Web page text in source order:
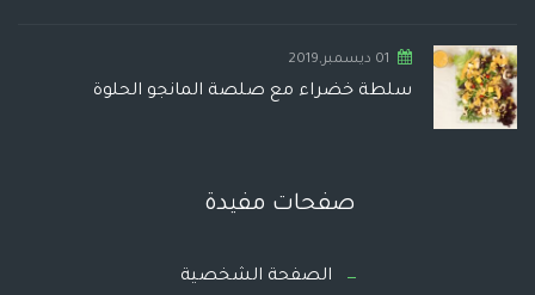
01 ديسمبر,2019
سلطة خضراء مع صلصة المانجو الحلوة
صفحات مفيدة
الصفحة الشخصية